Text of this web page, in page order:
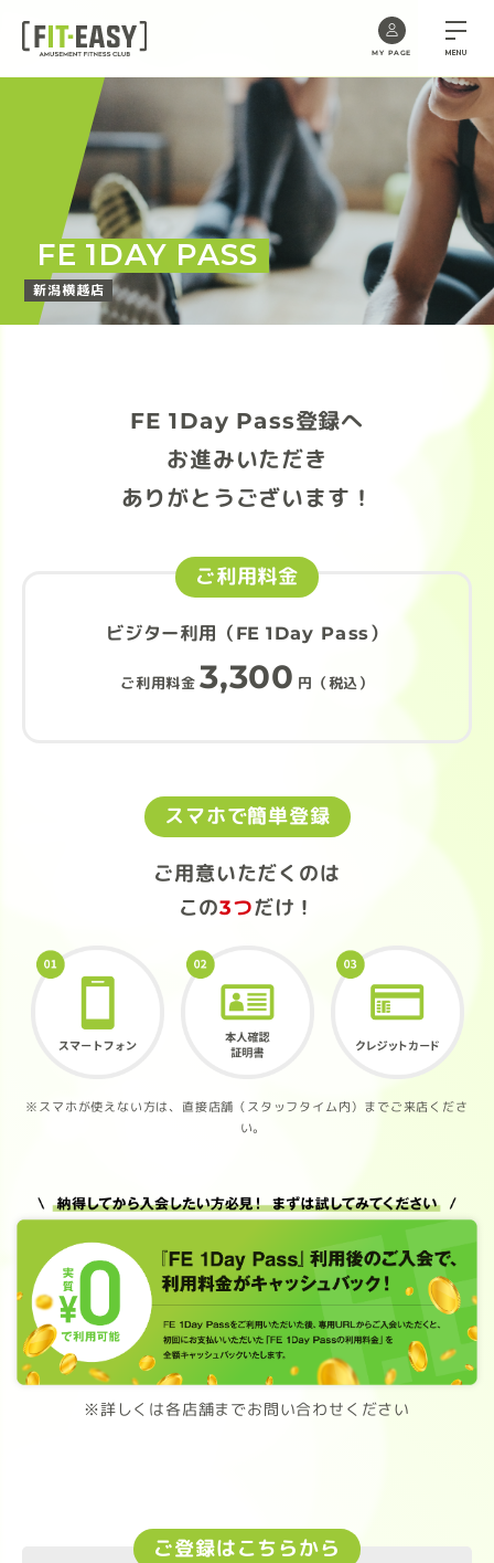
content
MY PAGE MENU
FE 1DAY PASS
新潟横越店
FE 1Day Pass登録へ
お進みいただき
ありがとうございます！
ご利用料金
ビジター利用（FE 1Day Pass）
ご利用料金 3,300 円（税込）
スマホで簡単登録
ご用意いただくのは
この3つだけ！
※スマホが使えない方は、直接店舗（スタッフタイム内）までご来店くださ
い。
※詳しくは各店舗までお問い合わせください
ご登録はこちらから